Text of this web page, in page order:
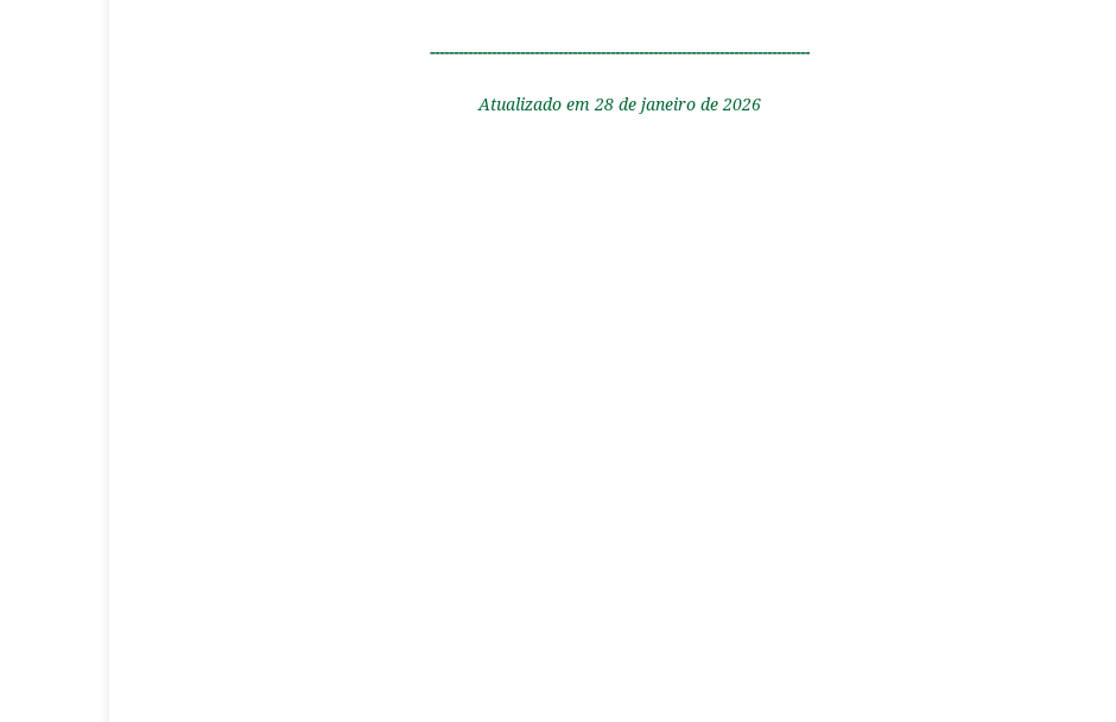
--------------------------------------------------------------------------------
Atualizado em 28 de janeiro de 2026